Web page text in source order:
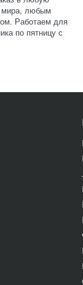
мира, любым
Работаем для
по пятницу с